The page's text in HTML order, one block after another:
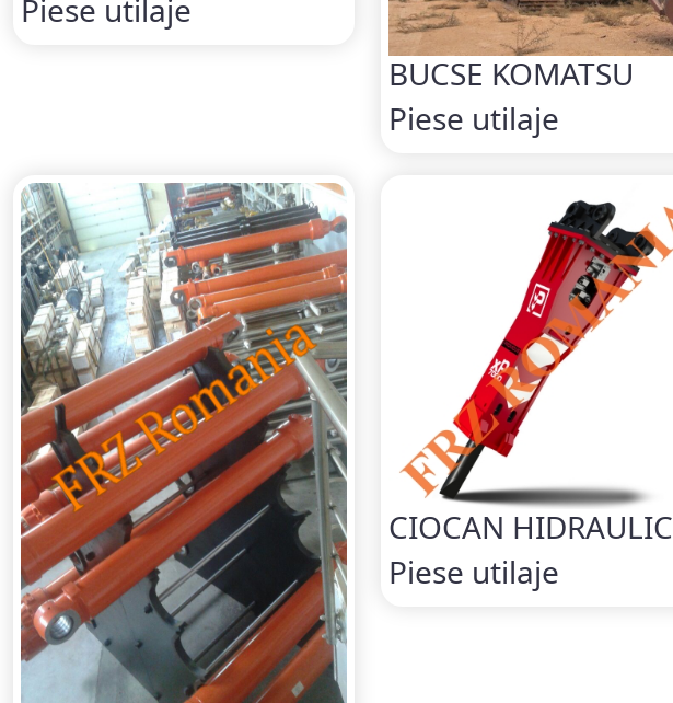
Piese utilaje
BUCSE KOMATSU
Piese utilaje
CIOCAN HIDRAULIC
Piese utilaje